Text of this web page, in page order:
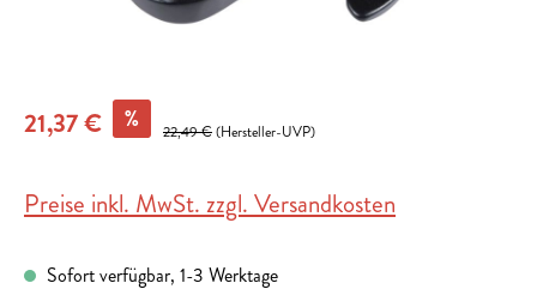
21,37 € % 22,49 €(Hersteller-UVP)
Preise inkl. MwSt. zzgl. Versandkosten
Sofort verfügbar, 1-3 Werktage